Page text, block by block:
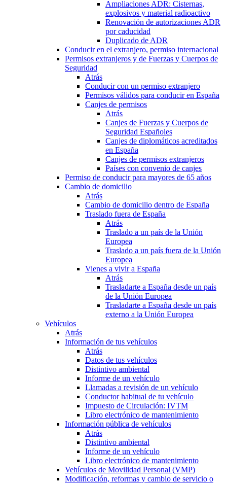
Ampliaciones ADR: Cisternas,
explosivos y material radioactivo
Renovación de autorizaciones ADR
por caducidad
Duplicado de ADR
Conducir en el extranjero, permiso internacional
Permisos extranjeros y de Fuerzas y Cuerpos de
Seguridad
Atrás
Conducir con un permiso extranjero
Permisos válidos para conducir en España
Canjes de permisos
Atrás
Canjes de Fuerzas y Cuerpos de
Seguridad Españoles
Canjes de diplomáticos acreditados
en España
Canjes de permisos extranjeros
Países con convenio de canjes
Permiso de conducir para mayores de 65 años
Cambio de domicilio
Atrás
Cambio de domicilio dentro de España
Traslado fuera de España
Atrás
Traslado a un país de la Unión
Europea
Traslado a un país fuera de la Unión
Europea
Vienes a vivir a España
Atrás
Trasladarte a España desde un país
de la Unión Europea
Trasladarte a España desde un país
externo a la Unión Europea
Vehículos
Atrás
Información de tus vehículos
Atrás
Datos de tus vehículos
Distintivo ambiental
Informe de un vehículo
Llamadas a revisión de un vehículo
Conductor habitual de tu vehículo
Impuesto de Circulación: IVTM
Libro electrónico de mantenimiento
Información pública de vehículos
Atrás
Distintivo ambiental
Informe de un vehículo
Libro electrónico de mantenimiento
Vehículos de Movilidad Personal (VMP)
Modificación, reformas y cambio de servicio o